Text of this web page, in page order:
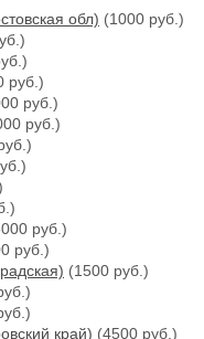
обл) (1000 руб.)
руб.)
руб.)
руб.)
руб.)
руб.)
(1500 руб.)
край) (4500 руб.)